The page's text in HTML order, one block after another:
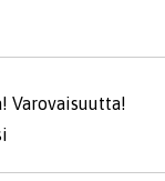
Varovaisuutta!